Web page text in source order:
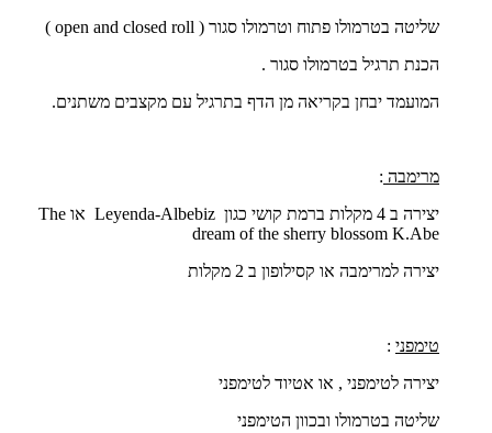
שליטה בטרמולו פתוח וטרמולו סגור ( open and closed roll
)
הכנת תרגיל בטרמולו סגור .
המועמד יבחן בקריאה מן הדף בתרגיל עם מקצבים משתנים.
מרימבה :
יצירה ב 4 מקלות ברמת קושי כגון
Leyenda-Albebiz או The
dream of the sherry blossom K.Abe
יצירה למרימבה או קסילופון ב 2 מקלות
טימפני :
יצירה לטימפני , או אטיוד לטימפני
שליטה בטרמולו ובכוון הטימפני